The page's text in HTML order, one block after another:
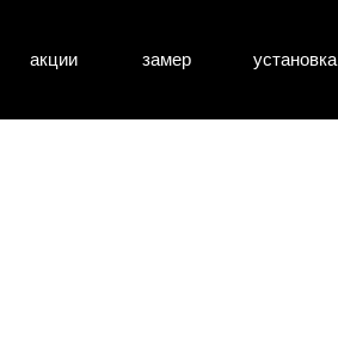
установка
акции замер